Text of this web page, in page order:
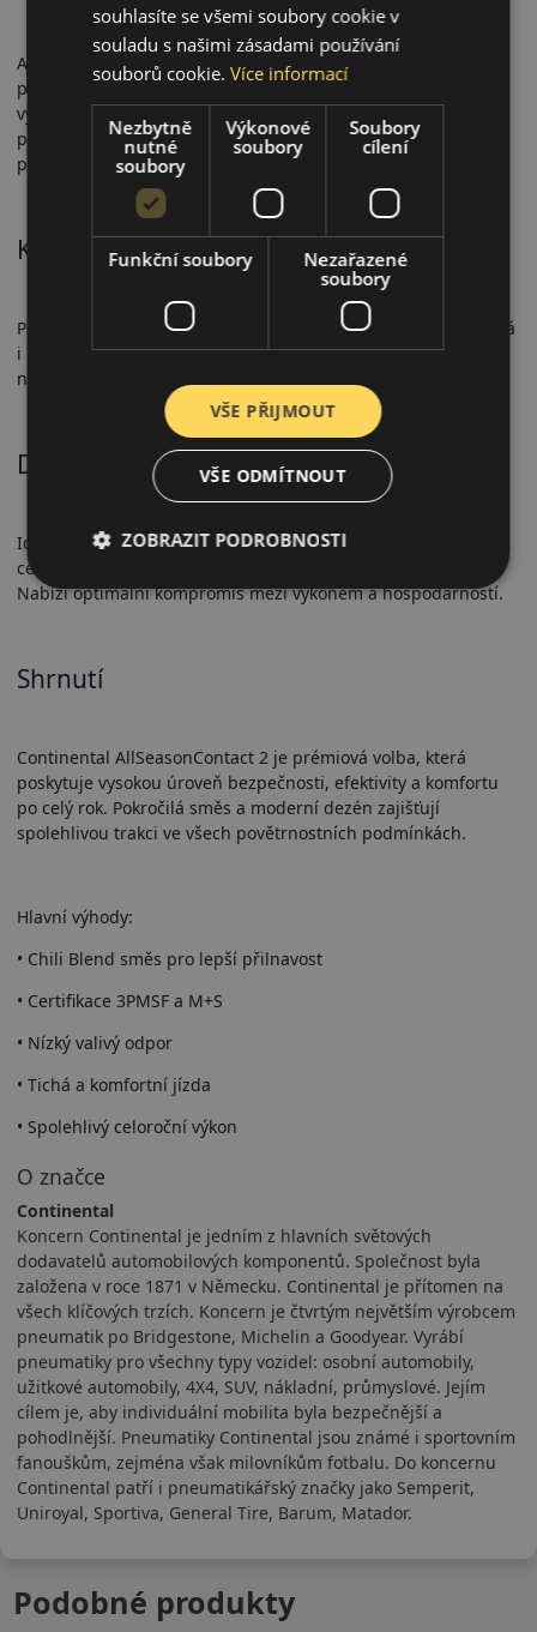
AllSeasonContact 2 má označení M+S a 3PMSF, takže je
plnohodnotnou celoroční pneumatikou. Testy potvrzují
vynikající brzdění na mokru a spolehlivost i v zimních
podmínkách. Nízký valivý odpor přispívá k úspornějšímu
provozu.
Komfort a hlučnost
Pneumatika nabízí vyváženou a tichou jízdu, která je příjemná
i na delších trasách. Její hlučnost je mírná a patří mezi
nejkomfortnější ve své třídě.
Doporučené použití
Ideální pro osobní vozy a SUV, zejména pro řidiče, kteří chtějí
celoroční bezpečí bez nutnosti sezónní výměny pneumatik.
Nabízí optimální kompromis mezi výkonem a hospodárností.
Shrnutí
Continental AllSeasonContact 2 je prémiová volba, která
poskytuje vysokou úroveň bezpečnosti, efektivity a komfortu
po celý rok. Pokročilá směs a moderní dezén zajišťují
spolehlivou trakci ve všech povětrnostních podmínkách.
Hlavní výhody:
• Chili Blend směs pro lepší přilnavost
• Certifikace 3PMSF a M+S
• Nízký valivý odpor
• Tichá a komfortní jízda
• Spolehlivý celoroční výkon
O značce
Continental
Koncern Continental je jedním z hlavních světových
dodavatelů automobilových komponentů. Společnost byla
založena v roce 1871 v Německu. Continental je přítomen na
všech klíčových trzích. Koncern je čtvrtým největším výrobcem
pneumatik po Bridgestone, Michelin a Goodyear. Vyrábí
pneumatiky pro všechny typy vozidel: osobní automobily,
užitkové automobily, 4X4, SUV, nákladní, průmyslové. Jejím
cílem je, aby individuální mobilita byla bezpečnější a
pohodlnější. Pneumatiky Continental jsou známé i sportovním
fanouškům, zejména však milovníkům fotbalu. Do koncernu
Continental patří i pneumatikářský značky jako Semperit,
Uniroyal, Sportiva, General Tire, Barum, Matador.
Podobné produkty
souhlasíte se všemi soubory cookie v
souladu s našimi zásadami používání
souborů cookie.Více informací
Nezbytně
nutné
soubory
Výkonové
soubory
Soubory
cílení
Funkční soubory
Nezařazené
soubory
VŠE PŘIJMOUT
VŠE ODMÍTNOUT
ZOBRAZIT PODROBNOSTI